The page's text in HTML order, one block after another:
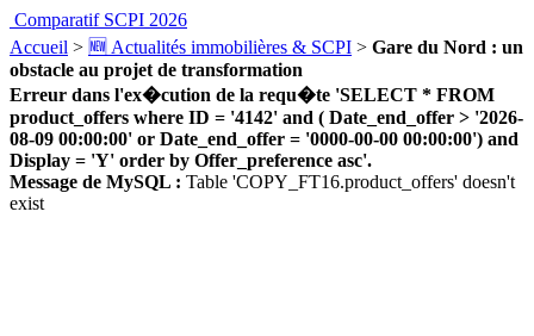
Comparatif SCPI 2026
Accueil > 🆕 Actualités immobilières & SCPI > Gare du Nord : un
obstacle au projet de transformation
Erreur dans l'ex�cution de la requ�te 'SELECT * FROM
product_offers where ID = '4142' and ( Date_end_offer > '2026-
08-09 00:00:00' or Date_end_offer = '0000-00-00 00:00:00') and
Display = 'Y' order by Offer_preference asc'.
Message de MySQL : Table 'COPY_FT16.product_offers' doesn't
exist